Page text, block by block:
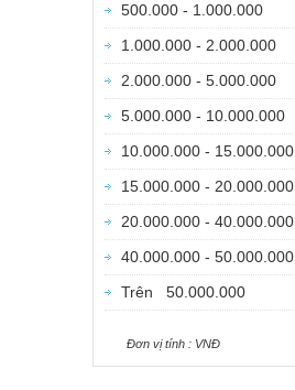
500.000 - 1.000.000
1.000.000 - 2.000.000
2.000.000 - 5.000.000
5.000.000 - 10.000.000
10.000.000 - 15.000.000
15.000.000 - 20.000.000
20.000.000 - 40.000.000
40.000.000 - 50.000.000
Trên 50.000.000
Ðơn vị tính : VNÐ